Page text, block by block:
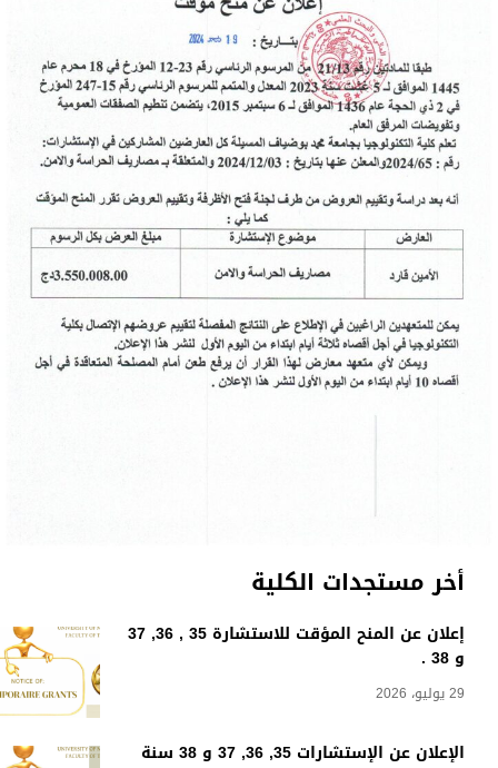
أخر مستجدات الكلية
إعلان عن المنح المؤقت للاستشارة 35 , 36, 37
و 38 .
29 يوليو، 2026
الإعلان عن الإستشارات 35, 36, 37 و 38 سنة